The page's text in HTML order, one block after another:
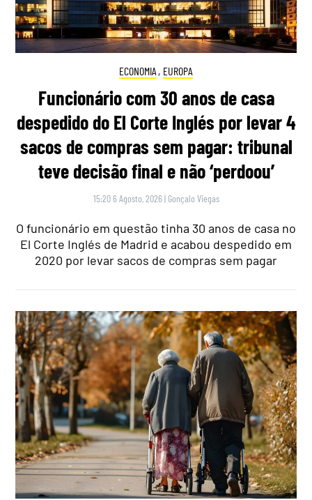
ECONOMIA , EUROPA
Funcionário com 30 anos de casa
despedido do El Corte Inglés por levar 4
sacos de compras sem pagar: tribunal
teve decisão final e não ‘perdoou’
15:20 6 Agosto, 2026 | Gonçalo Viegas
O funcionário em questão tinha 30 anos de casa no
El Corte Inglés de Madrid e acabou despedido em
2020 por levar sacos de compras sem pagar